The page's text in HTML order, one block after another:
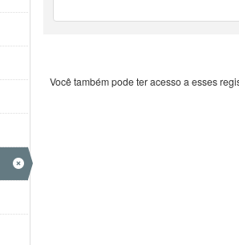
Você também pode ter acesso a esses